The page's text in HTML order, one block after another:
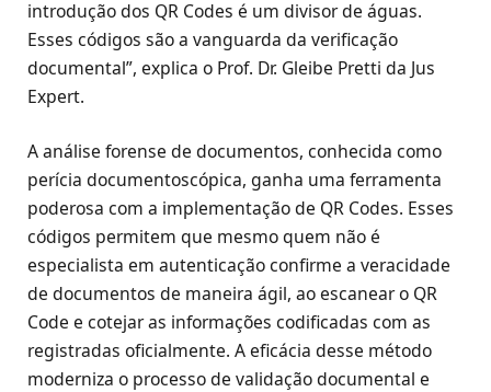
introdução dos QR Codes é um divisor de águas.
Esses códigos são a vanguarda da verificação
documental”, explica o Prof. Dr. Gleibe Pretti da Jus
Expert.
A análise forense de documentos, conhecida como
perícia documentoscópica, ganha uma ferramenta
poderosa com a implementação de QR Codes. Esses
códigos permitem que mesmo quem não é
especialista em autenticação confirme a veracidade
de documentos de maneira ágil, ao escanear o QR
Code e cotejar as informações codificadas com as
registradas oficialmente. A eficácia desse método
moderniza o processo de validação documental e